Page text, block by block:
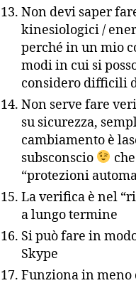
Non devi saper
kinesiologici /
perché in un mio
modi in cui si
considero difficili
Non serve fare
su sicurezza,
cambiamento è
subsconscio
“protezioni
La verifica è nel
a lungo termine
Si può fare in
Skype
Funziona in meno